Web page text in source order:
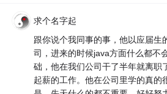
求个名字起
跟你说个我同事的事，他以应届生
司，进来的时候java方面什么都不
础，他在我们公司干了半年就离职
起薪的工作。他在公司里学的真的